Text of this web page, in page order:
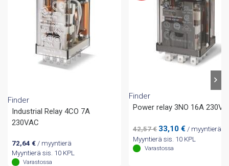
Finder
Industrial Relay 4CO 7A
230VAC
72,64 €/ myyntierä
Myyntierä sis. 10 KPL
Varastossa
Finder
Power relay 3NO 16A
42,57€ Alkuperäinen
hinta
oli:
33,10€ Nykyinen
hinta
/ myyntierä
Myyntierä sis. 10 KPL
Varastossa